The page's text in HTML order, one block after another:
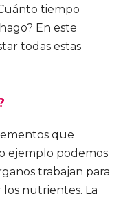
tiempo
En este
todas estas
que
ejemplo podemos
trabajan para
nutrientes. La